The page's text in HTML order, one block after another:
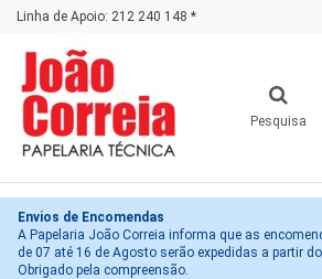
Linha de Apoio: 212 240 148 *
Pesquisa
Envios de Encomendas
A Papelaria João Correia informa que as
de 07 até 16 de Agosto serão expedidas a partir
Obrigado pela compreensão.